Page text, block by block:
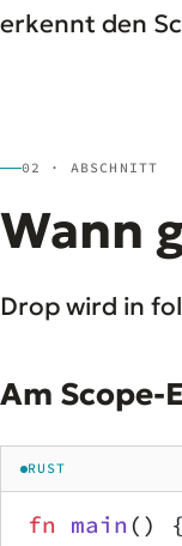
erkennt den
02 · ABSCHNITT
Wann
Drop wird in
Am Scope-
RUST
fn main () {